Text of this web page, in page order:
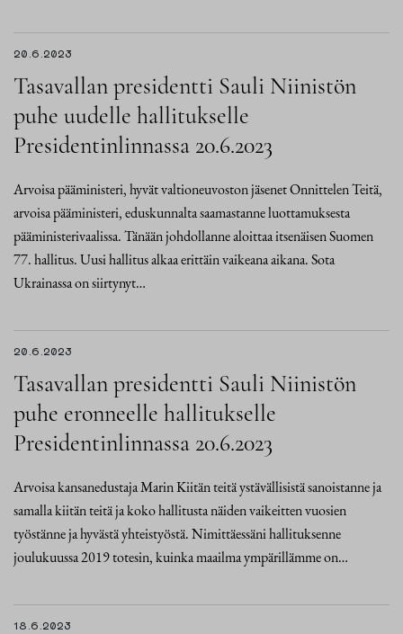
20.6.2023
Tasavallan presidentti Sauli Niinistön
puhe uudelle hallitukselle
Presidentinlinnassa 20.6.2023
Arvoisa pääministeri, hyvät valtioneuvoston jäsenet Onnittelen Teitä,
arvoisa pääministeri, eduskunnalta saamastanne luottamuksesta
pääministerivaalissa. Tänään johdollanne aloittaa itsenäisen Suomen
77. hallitus. Uusi hallitus alkaa erittäin vaikeana aikana. Sota
Ukrainassa on siirtynyt…
20.6.2023
Tasavallan presidentti Sauli Niinistön
puhe eronneelle hallitukselle
Presidentinlinnassa 20.6.2023
Arvoisa kansanedustaja Marin Kiitän teitä ystävällisistä sanoistanne ja
samalla kiitän teitä ja koko hallitusta näiden vaikeitten vuosien
työstänne ja hyvästä yhteistyöstä. Nimittäessäni hallituksenne
joulukuussa 2019 totesin, kuinka maailma ympärillämme on…
18.6.2023